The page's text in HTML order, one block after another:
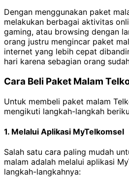
Dengan menggunakan paket
melakukan berbagai aktivitas
gaming, atau browsing dengan
orang justru mengincar paket
internet yang lebih cepat
hari karena sebagian orang
Cara Beli Paket Malam
Untuk membeli paket malam
mengikuti langkah-langkah
1. Melalui Aplikasi MyTelkomsel
Salah satu cara paling mudah
malam adalah melalui aplikasi
langkah-langkahnya: